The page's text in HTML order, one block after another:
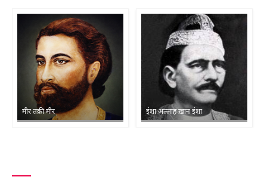
मीर तक़ी मीर इंशा अल्लाह ख़ान इंशा